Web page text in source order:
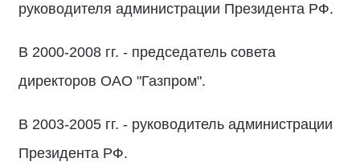
руководителя администрации Президента РФ.
В 2000-2008 гг. - председатель совета
директоров ОАО "Газпром".
В 2003-2005 гг. - руководитель администрации
Президента РФ.